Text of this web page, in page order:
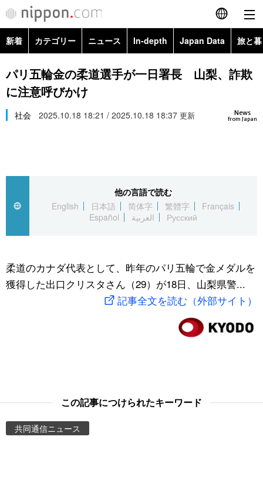
English
简体字
Русский
カテゴリー
経済・ビジネス
国際
文化
トップ
アーカイブ
In-depth
Japan Data
動画/Live
新着 カテゴリー ニュース In-depth Japan Data 旅と
政治・外交
経済・ビジネス
スポーツ・東京2020
Topics
パリ五輪金の柔道選手が一日署長 山梨、詐欺
に注意呼びかけ
News
from Japan
社会 2025.10.18 18:21 / 2025.10.18 18:37 更新
他の言語で読む
English
日本語 简体字 繁體字
Français
Español
العربية Русский
柔道のカナダ代表として、昨年のパリ五輪で金メダルを
獲得した出口クリスタさん（29）が18日、山梨県警...
記事全文を読む（外部サイト）
この記事につけられたキーワード
共同通信ニュース